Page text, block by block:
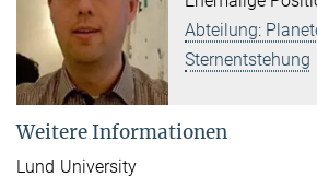
Abteilung:
Sternentstehung
Weitere Informationen
Lund University